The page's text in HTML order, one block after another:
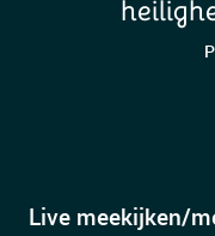
Live meekijken/